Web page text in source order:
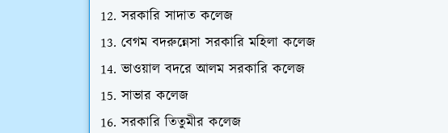
সরকারি সাদাত কলেজ
বেগম বদরুন্নেসা সরকারি মহিলা কলেজ
ভাওয়াল বদরে আলম সরকারি কলেজ
সাভার কলেজ
সরকারি তিতুমীর কলেজ